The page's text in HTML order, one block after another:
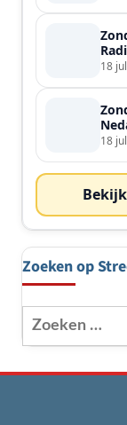
de
18
18
Zoeken op
Zoeken
naar: